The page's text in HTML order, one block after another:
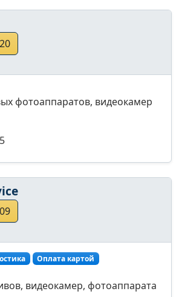
фотоаппаратов, видеокамер
Оплата картой
видеокамер, фотоаппарата